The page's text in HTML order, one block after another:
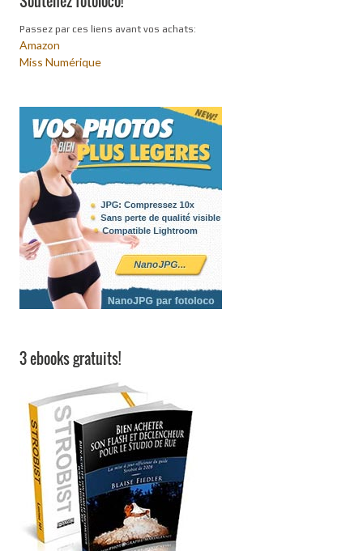
Passez par ces liens avant vos achats:
Amazon
Miss Numérique
3 ebooks gratuits!